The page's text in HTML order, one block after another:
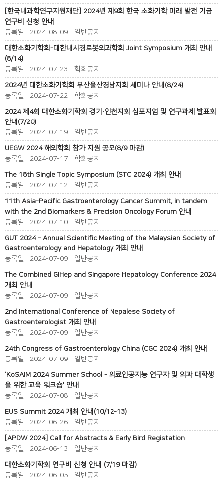
[한국내과학연구지원재단] 2024년 제9회 한국 소화기학 미래 발전 기금
연구비 신청 안내
등록일 : 2024-08-09 | 일반공지
대한소화기학회-대한내시경로봇외과학회 Joint Symposium 개최 안내
(8/14)
등록일 : 2024-07-23 | 학회공지
2024년 대한소화기학회 부산울산경남지회 세미나 안내(8/24)
등록일 : 2024-07-22 | 학회공지
2024 제4회 대한소화기학회 경기·인천지회 심포지엄 및 연구과제 발표회
안내(7/20)
등록일 : 2024-07-19 | 일반공지
UEGW 2024 해외학회 참가 지원 공모(8/9 마감)
등록일 : 2024-07-17 | 학회공지
The 18th Single Topic Symposium (STC 2024) 개최 안내
등록일 : 2024-07-12 | 일반공지
11th Asia-Pacific Gastroenterology Cancer Summit, in tandem
with the 2nd Biomarkers & Precision Oncology Forum 안내
등록일 : 2024-07-10 | 일반공지
GUT 2024 – Annual Scientific Meeting of the Malaysian Society of
Gastroenterology and Hepatology 개최 안내
등록일 : 2024-07-09 | 일반공지
The Combined GIHep and Singapore Hepatology Conference 2024
개최 안내
등록일 : 2024-07-09 | 일반공지
2nd International Conference of Nepalese Society of
Gastroenterologist 개최 안내
등록일 : 2024-07-09 | 일반공지
24th Congress of Gastroenterology China (CGC 2024) 개최 안내
등록일 : 2024-07-09 | 일반공지
‘KoSAIM 2024 Summer School - 의료인공지능 연구자 및 의과 대학생
을 위한 교육 워크숍' 안내
등록일 : 2024-07-08 | 일반공지
EUS Summit 2024 개최 안내(10/12-13)
등록일 : 2024-06-26 | 일반공지
[APDW 2024] Call for Abstracts & Early Bird Registation
등록일 : 2024-06-13 | 일반공지
대한소화기학회 연구비 신청 안내 (7/19 마감)
등록일 : 2024-06-05 | 일반공지